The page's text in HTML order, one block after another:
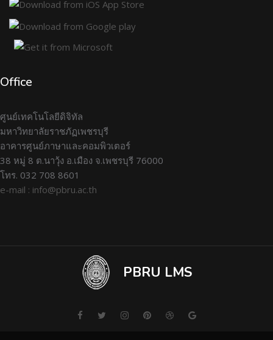
Office
ศูนย์เทคโนโลยีดิจิทัล
มหาวิทยาลัยราชภัฏเพชรบุรี
อาคารศูนย์ภาษาและคอมพิวเตอร์
38 หมู่ 8 ต.นาวุ้ง อ.เมือง จ.เพชรบุรี 76000
โทร. 032 708 8601
e-mail : info@pbru.ac.th
PBRU LMS